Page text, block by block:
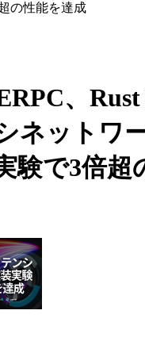
の性能を達成
、
ネットワ
験で3倍超